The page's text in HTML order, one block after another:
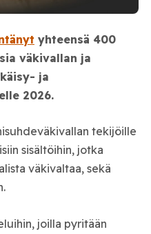
yhteensä 400
väkivallan ja
ja
2026.
tekijöille
sisältöihin, jotka
väkivaltaa, sekä
joilla pyritään